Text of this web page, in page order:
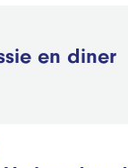
en diner